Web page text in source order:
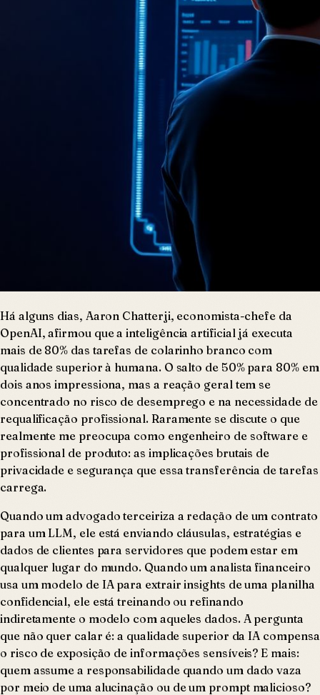
Há alguns dias, Aaron Chatterji, economista-chefe da
OpenAI, afirmou que a inteligência artificial já executa
mais de 80% das tarefas de colarinho branco com
qualidade superior à humana. O salto de 50% para 80% em
dois anos impressiona, mas a reação geral tem se
concentrado no risco de desemprego e na necessidade de
requalificação profissional. Raramente se discute o que
realmente me preocupa como engenheiro de software e
profissional de produto: as implicações brutais de
privacidade e segurança que essa transferência de tarefas
carrega.
Quando um advogado terceiriza a redação de um contrato
para um LLM, ele está enviando cláusulas, estratégias e
dados de clientes para servidores que podem estar em
qualquer lugar do mundo. Quando um analista financeiro
usa um modelo de IA para extrair insights de uma planilha
confidencial, ele está treinando ou refinando
indiretamente o modelo com aqueles dados. A pergunta
que não quer calar é: a qualidade superior da IA compensa
o risco de exposição de informações sensíveis? E mais:
quem assume a responsabilidade quando um dado vaza
por meio de uma alucinação ou de um prompt malicioso?